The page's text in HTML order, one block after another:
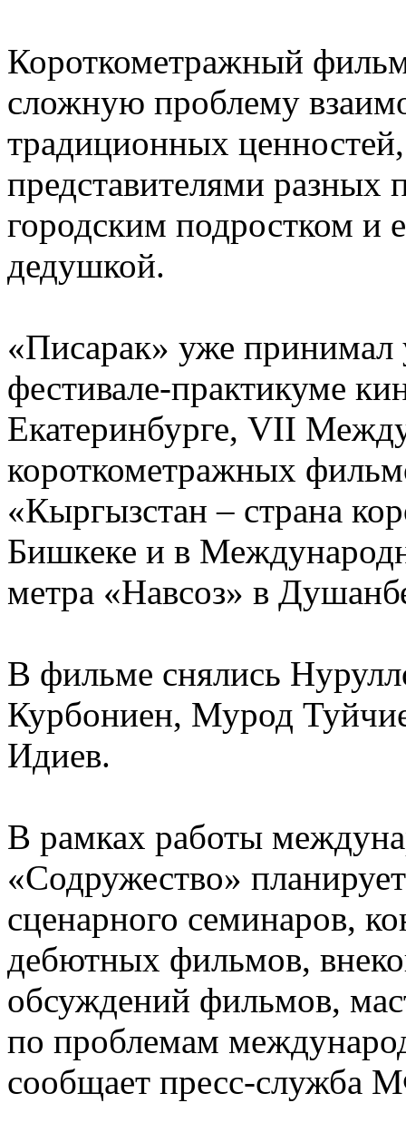
Короткометражный
сложную проблему
традиционных
представителями разных
городским подростком
дедушкой.
«Писарак» уже
фестивале-практикуме
Екатеринбурге, VII
короткометражных
«Кыргызстан – страна
Бишкеке и в
метра «Навсоз» в
В фильме снялись
Курбониен, Мурод
Идиев.
В рамках работы
«Содружество»
сценарного семинаров,
дебютных фильмов,
обсуждений фильмов,
по проблемам
сообщает пресс-служба